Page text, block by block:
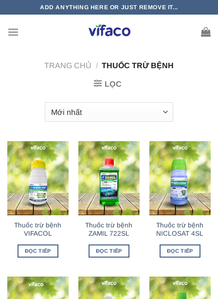
nội
ADD ANYTHING HERE OR JUST REMOVE IT...
TRANG CHỦ / THUỐC TRỪ BỆNH
LỌC
Thuốc trừ bệnh
VIFACOL
ĐỌC TIẾP
Thuốc trừ bệnh
ZAMIL 722SL
ĐỌC TIẾP
Thuốc trừ bệnh
NICLOSAT 4SL
ĐỌC TIẾP